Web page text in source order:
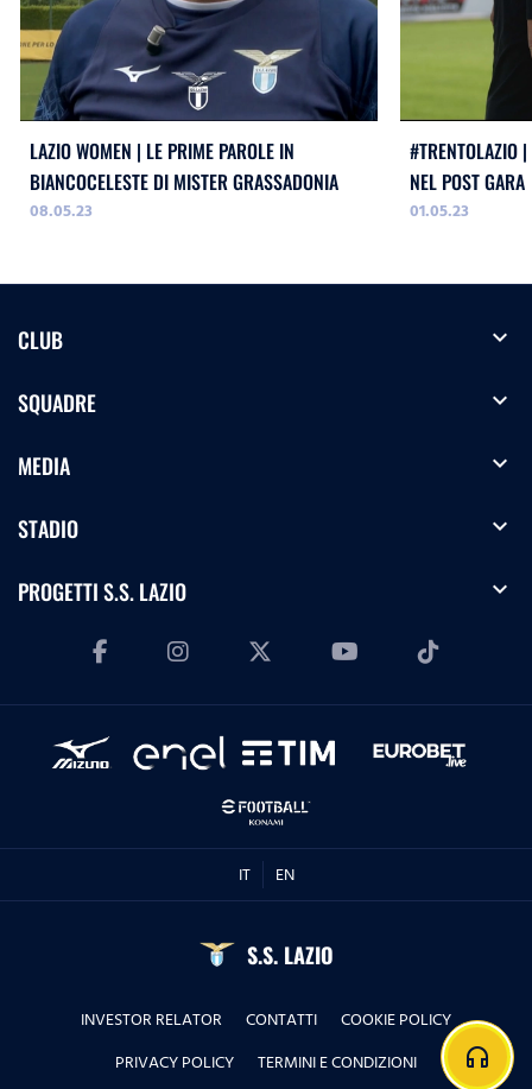
LAZIO WOMEN | LE PRIME PAROLE IN
BIANCOCELESTE DI MISTER GRASSADONIA
08.05.23
#TRENTOLAZIO
NEL POST GARA
01.05.23
CLUB expand_more
SQUADRE expand_more
MEDIA expand_more
STADIO expand_more
PROGETTI S.S. LAZIO expand_more
IT EN
S.S. LAZIO
INVESTOR RELATOR CONTATTI
COOKIE POLICY
PRIVACY POLICY
TERMINI E CONDIZIONI headphones